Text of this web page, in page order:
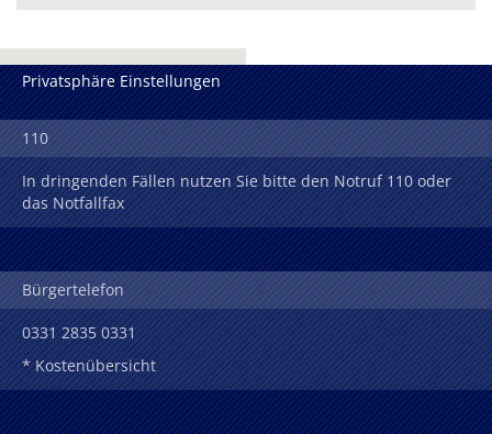
Privatsphäre Einstellungen
110
In dringenden Fällen nutzen Sie bitte den Notruf 110 oder
das Notfallfax
Bürgertelefon
0331 2835 0331
* Kostenübersicht